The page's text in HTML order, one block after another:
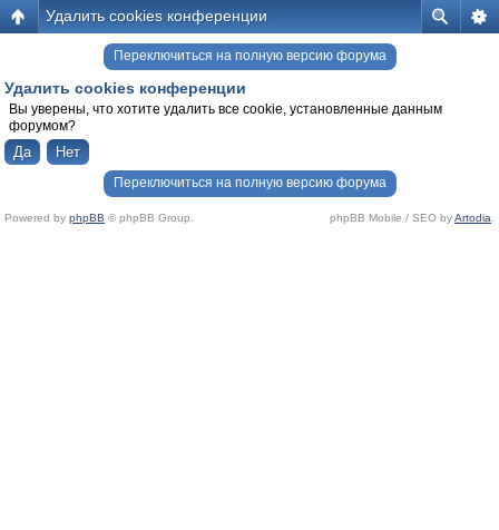
Удалить cookies конференции
Переключиться на полную версию форума
Удалить cookies конференции
Вы уверены, что хотите удалить все cookie, установленные данным
форумом?
Переключиться на полную версию форума
Powered by phpBB © phpBB Group. phpBB Mobile / SEO byArtodia